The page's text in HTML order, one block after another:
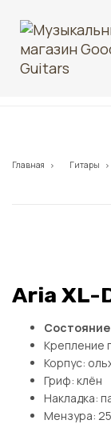
Главная Гитары
Aria XL-
Крепление
Корпус:
Гриф: клён
Накладка:
Мензура: